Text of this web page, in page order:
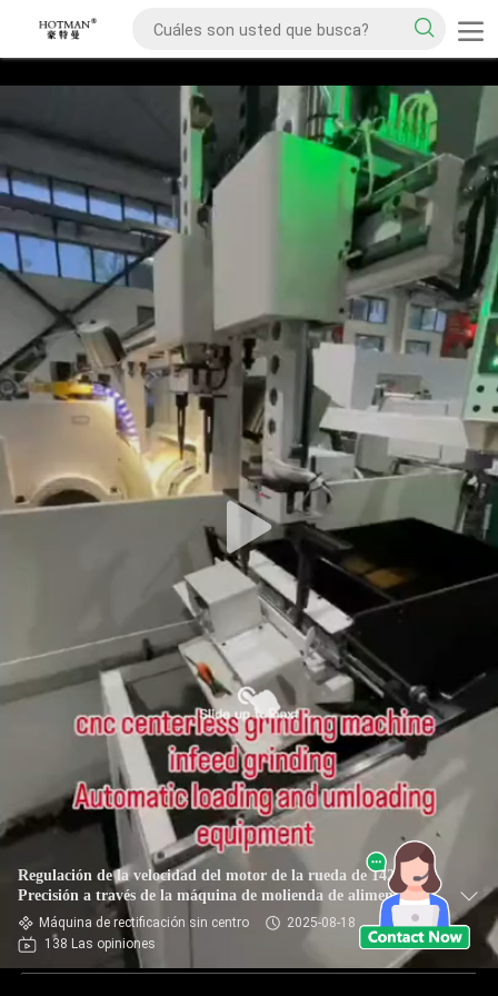
Regulación de la velocidad del motor de la rueda de 1420rpm
Precisión a través de la máquina de molienda de alimentación
con 380V de la rueda de molienda de la tensión del motor
Máquina de rectificación sin centro
2025-08-18
138 Las opiniones